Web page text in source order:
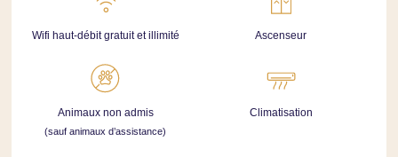
Wifi haut-débit gratuit et illimité Ascenseur
Animaux non admis
(sauf animaux d’assistance)
Climatisation